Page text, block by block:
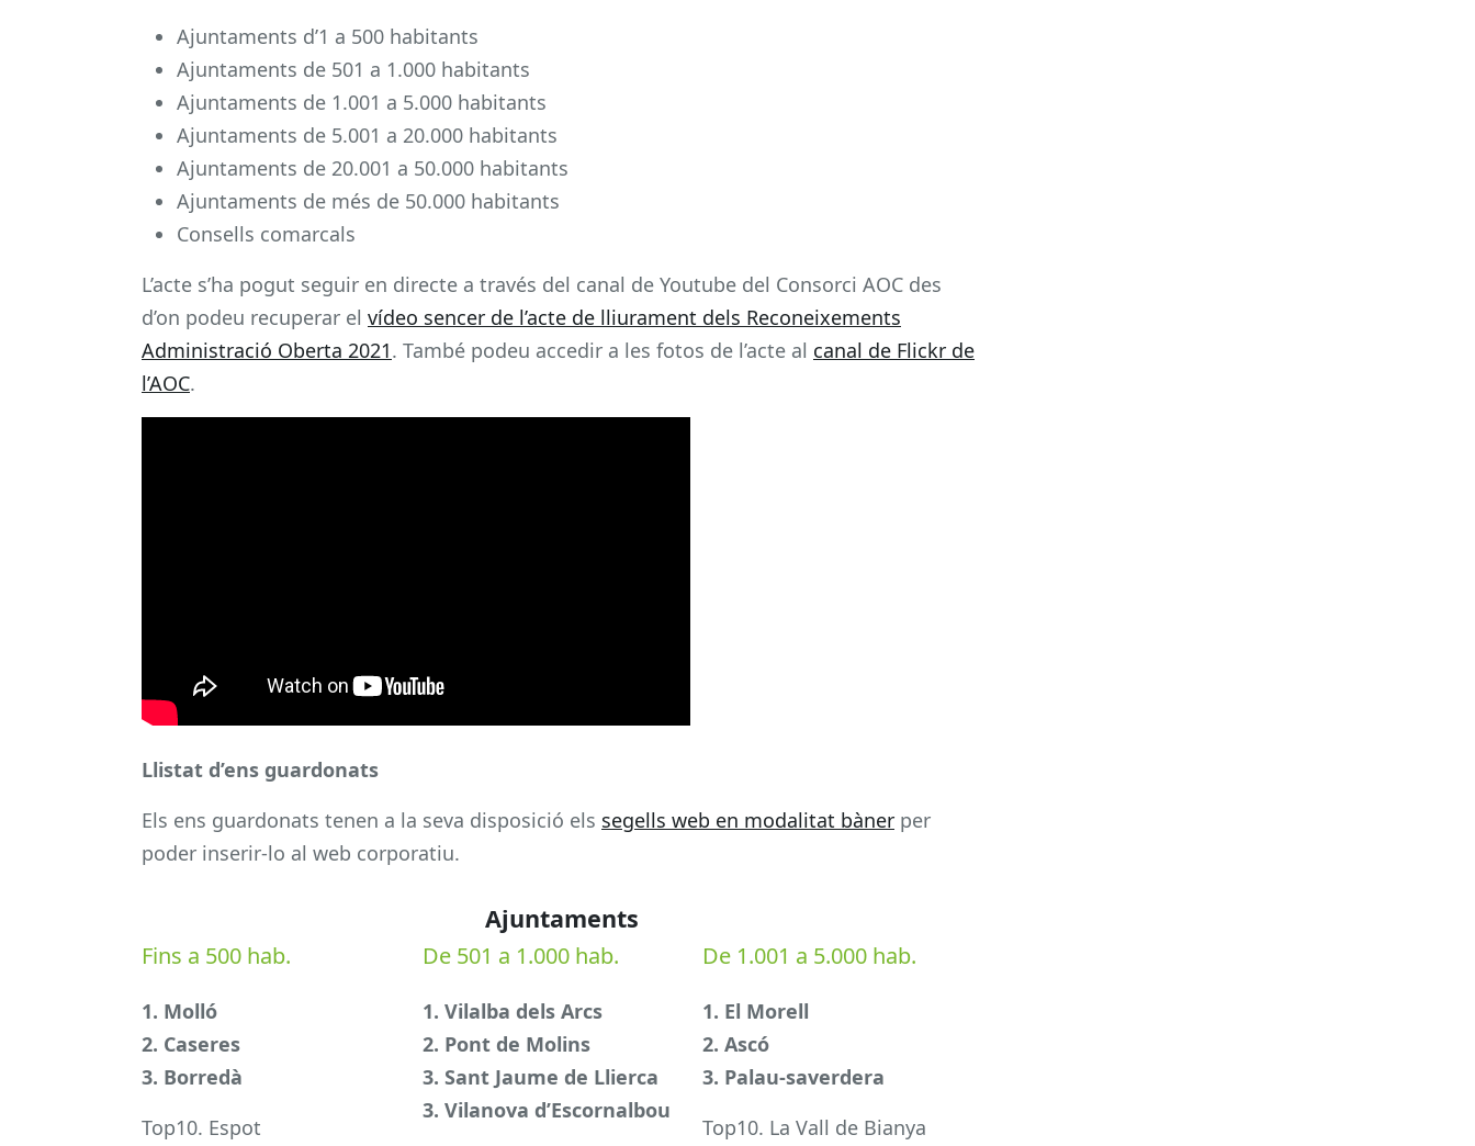
Ajuntaments d’1 a 500 habitants
Ajuntaments de 501 a 1.000 habitants
Ajuntaments de 1.001 a 5.000 habitants
Ajuntaments de 5.001 a 20.000 habitants
Ajuntaments de 20.001 a 50.000 habitants
Ajuntaments de més de 50.000 habitants
Consells comarcals
L’acte s’ha pogut seguir en directe a través del canal de Youtube del Consorci AOC des
d’on podeu recuperar el vídeo sencer de l’acte de lliurament dels Reconeixements
Administració Oberta 2021. També podeu accedir a les fotos de l’acte al canal de Flickr de
l’AOC.
Llistat d’ens guardonats
Els ens guardonats tenen a la seva disposició els segells web en modalitat bàner per
poder inserir-lo al web corporatiu.
Ajuntaments
Fins a 500 hab.
1. Molló
2. Caseres
3. Borredà
Top10. Espot
De 501 a 1.000 hab.
1. Vilalba dels Arcs
2. Pont de Molins
3. Sant Jaume de Llierca
3. Vilanova d’Escornalbou
De 1.001 a 5.000 hab.
1. El Morell
2. Ascó
3. Palau-saverdera
Top10. La Vall de Bianya